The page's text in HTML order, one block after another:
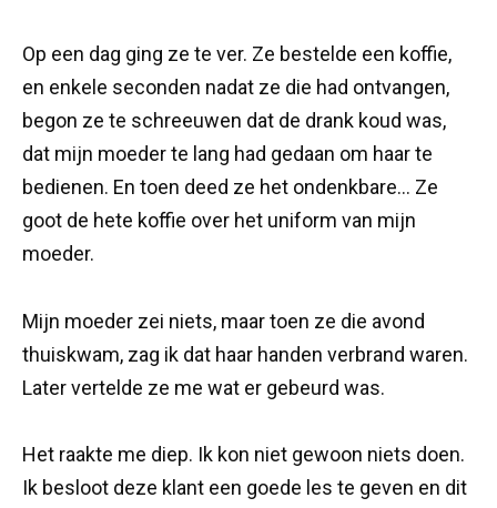
Op een dag ging ze te ver. Ze bestelde een koffie,
en enkele seconden nadat ze die had ontvangen,
begon ze te schreeuwen dat de drank koud was,
dat mijn moeder te lang had gedaan om haar te
bedienen. En toen deed ze het ondenkbare… Ze
goot de hete koffie over het uniform van mijn
moeder.
Mijn moeder zei niets, maar toen ze die avond
thuiskwam, zag ik dat haar handen verbrand waren.
Later vertelde ze me wat er gebeurd was.
Het raakte me diep. Ik kon niet gewoon niets doen.
Ik besloot deze klant een goede les te geven en dit